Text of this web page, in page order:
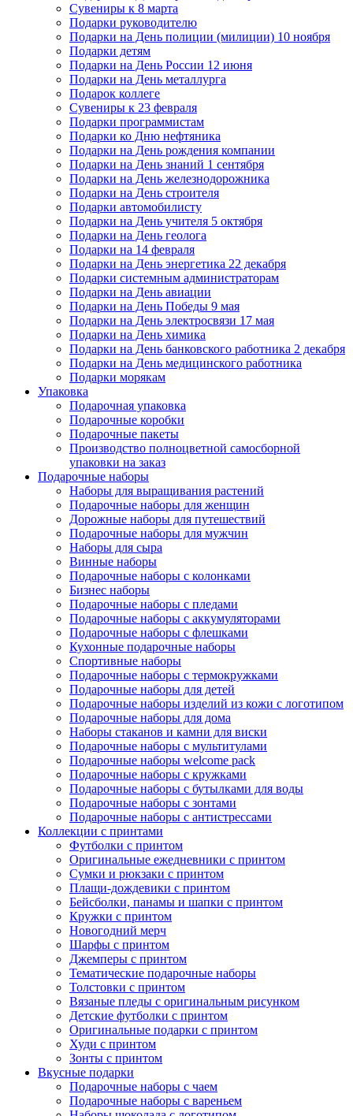
Сувениры к 8 марта
Подарки руководителю
Подарки на День полиции (милиции) 10 ноября
Подарки детям
Подарки на День России 12 июня
Подарки на День металлурга
Подарок коллеге
Сувениры к 23 февраля
Подарки программистам
Подарки ко Дню нефтяника
Подарки на День рождения компании
Подарки на День знаний 1 сентября
Подарки на День железнодорожника
Подарки на День строителя
Подарки автомобилисту
Подарки на День учителя 5 октября
Подарки на День геолога
Подарки на 14 февраля
Подарки на День энергетика 22 декабря
Подарки системным администраторам
Подарки на День авиации
Подарки на День Победы 9 мая
Подарки на День электросвязи 17 мая
Подарки на День химика
Подарки на День банковского работника 2 декабря
Подарки на День медицинского работника
Подарки морякам
Упаковка
Подарочная упаковка
Подарочные коробки
Подарочные пакеты
Производство полноцветной самосборной
упаковки на заказ
Подарочные наборы
Наборы для выращивания растений
Подарочные наборы для женщин
Дорожные наборы для путешествий
Подарочные наборы для мужчин
Наборы для сыра
Винные наборы
Подарочные наборы с колонками
Бизнес наборы
Подарочные наборы с пледами
Подарочные наборы с аккумуляторами
Подарочные наборы с флешками
Кухонные подарочные наборы
Спортивные наборы
Подарочные наборы с термокружками
Подарочные наборы для детей
Подарочные наборы изделий из кожи с логотипом
Подарочные наборы для дома
Наборы стаканов и камни для виски
Подарочные наборы с мультитулами
Подарочные наборы welcome pack
Подарочные наборы с кружками
Подарочные наборы с бутылками для воды
Подарочные наборы с зонтами
Подарочные наборы с антистрессами
Коллекции с принтами
Футболки с принтом
Оригинальные ежедневники с принтом
Сумки и рюкзаки с принтом
Плащи-дождевики с принтом
Бейсболки, панамы и шапки с принтом
Кружки с принтом
Новогодний мерч
Шарфы с принтом
Джемперы с принтом
Тематические подарочные наборы
Толстовки с принтом
Вязаные пледы с оригинальным рисунком
Детские футболки с принтом
Оригинальные подарки с принтом
Худи с принтом
Зонты с принтом
Вкусные подарки
Подарочные наборы с чаем
Подарочные наборы с вареньем